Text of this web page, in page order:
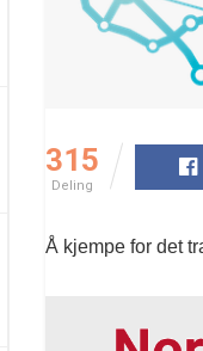
315
Deling
Å kjempe for det